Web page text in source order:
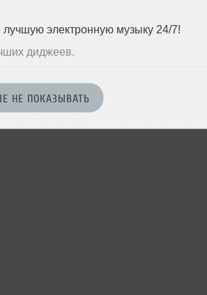
электронную музыку 24/7!
диджеев.
НЕ ПОКАЗЫВАТЬ